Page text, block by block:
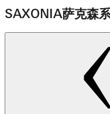
SAXONIA萨克森